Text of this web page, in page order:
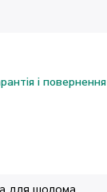
і повернення